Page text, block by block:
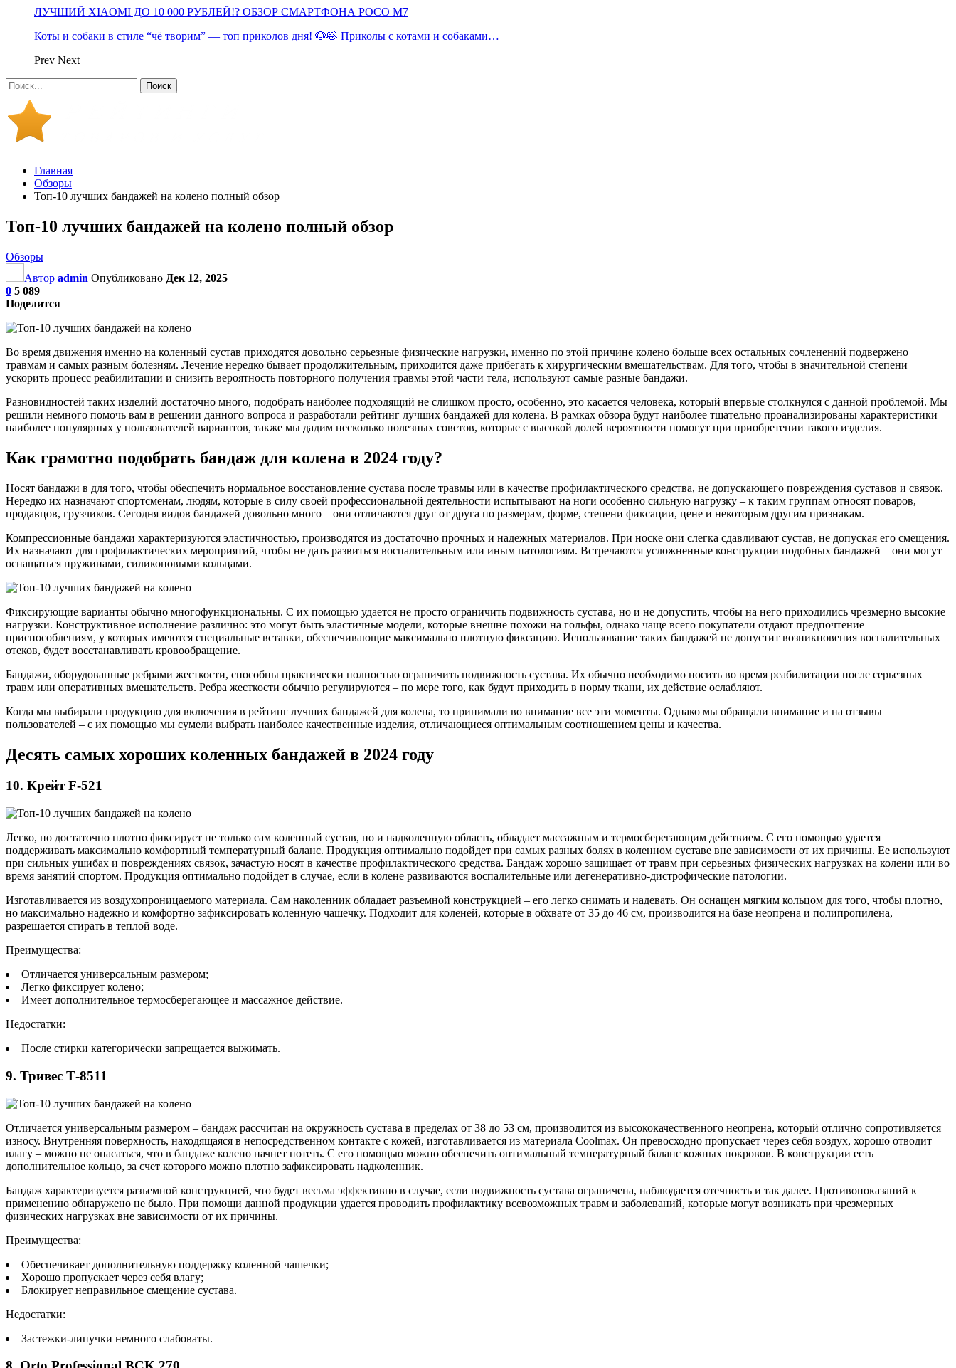
ЛУЧШИЙ XIAOMI ДО 10 000 РУБЛЕЙ!? ОБЗОР СМАРТФОНА POCO M7
Коты и собаки в стиле “чё творим” — топ приколов дня! 🐶😹 Приколы с котами и собаками…
Prev Next
Главная
Обзоры
Топ-10 лучших бандажей на колено полный обзор
Топ-10 лучших бандажей на колено полный обзор
Обзоры
Автор admin Опубликовано Дек 12, 2025
0 5 089
Поделится
Во время движения именно на коленный сустав приходятся довольно серьезные физические нагрузки, именно по этой причине колено больше всех остальных сочленений подвержено
травмам и самых разным болезням. Лечение нередко бывает продолжительным, приходится даже прибегать к хирургическим вмешательствам. Для того, чтобы в значительной степени
ускорить процесс реабилитации и снизить вероятность повторного получения травмы этой части тела, используют самые разные бандажи.
Разновидностей таких изделий достаточно много, подобрать наиболее подходящий не слишком просто, особенно, это касается человека, который впервые столкнулся с данной проблемой. Мы
решили немного помочь вам в решении данного вопроса и разработали рейтинг лучших бандажей для колена. В рамках обзора будут наиболее тщательно проанализированы характеристики
наиболее популярных у пользователей вариантов, также мы дадим несколько полезных советов, которые с высокой долей вероятности помогут при приобретении такого изделия.
Как грамотно подобрать бандаж для колена в 2024 году?
Носят бандажи в для того, чтобы обеспечить нормальное восстановление сустава после травмы или в качестве профилактического средства, не допускающего повреждения суставов и связок.
Нередко их назначают спортсменам, людям, которые в силу своей профессиональной деятельности испытывают на ноги особенно сильную нагрузку – к таким группам относят поваров,
продавцов, грузчиков. Сегодня видов бандажей довольно много – они отличаются друг от друга по размерам, форме, степени фиксации, цене и некоторым другим признакам.
Компрессионные бандажи характеризуются эластичностью, производятся из достаточно прочных и надежных материалов. При носке они слегка сдавливают сустав, не допуская его смещения.
Их назначают для профилактических мероприятий, чтобы не дать развиться воспалительным или иным патологиям. Встречаются усложненные конструкции подобных бандажей – они могут
оснащаться пружинами, силиконовыми кольцами.
Фиксирующие варианты обычно многофункциональны. С их помощью удается не просто ограничить подвижность сустава, но и не допустить, чтобы на него приходились чрезмерно высокие
нагрузки. Конструктивное исполнение различно: это могут быть эластичные модели, которые внешне похожи на гольфы, однако чаще всего покупатели отдают предпочтение
приспособлениям, у которых имеются специальные вставки, обеспечивающие максимально плотную фиксацию. Использование таких бандажей не допустит возникновения воспалительных
отеков, будет восстанавливать кровообращение.
Бандажи, оборудованные ребрами жесткости, способны практически полностью ограничить подвижность сустава. Их обычно необходимо носить во время реабилитации после серьезных
травм или оперативных вмешательств. Ребра жесткости обычно регулируются – по мере того, как будут приходить в норму ткани, их действие ослабляют.
Когда мы выбирали продукцию для включения в рейтинг лучших бандажей для колена, то принимали во внимание все эти моменты. Однако мы обращали внимание и на отзывы
пользователей – с их помощью мы сумели выбрать наиболее качественные изделия, отличающиеся оптимальным соотношением цены и качества.
Десять самых хороших коленных бандажей в 2024 году
10. Крейт F-521
Легко, но достаточно плотно фиксирует не только сам коленный сустав, но и надколенную область, обладает массажным и термосберегающим действием. С его помощью удается
поддерживать максимально комфортный температурный баланс. Продукция оптимально подойдет при самых разных болях в коленном суставе вне зависимости от их причины. Ее используют
при сильных ушибах и повреждениях связок, зачастую носят в качестве профилактического средства. Бандаж хорошо защищает от травм при серьезных физических нагрузках на колени или во
время занятий спортом. Продукция оптимально подойдет в случае, если в колене развиваются воспалительные или дегенеративно-дистрофические патологии.
Изготавливается из воздухопроницаемого материала. Сам наколенник обладает разъемной конструкцией – его легко снимать и надевать. Он оснащен мягким кольцом для того, чтобы плотно,
но максимально надежно и комфортно зафиксировать коленную чашечку. Подходит для коленей, которые в обхвате от 35 до 46 см, производится на базе неопрена и полипропилена,
разрешается стирать в теплой воде.
Преимущества:
Отличается универсальным размером;
Легко фиксирует колено;
Имеет дополнительное термосберегающее и массажное действие.
Недостатки:
После стирки категорически запрещается выжимать.
9. Тривес Т-8511
Отличается универсальным размером – бандаж рассчитан на окружность сустава в пределах от 38 до 53 см, производится из высококачественного неопрена, который отлично сопротивляется
износу. Внутренняя поверхность, находящаяся в непосредственном контакте с кожей, изготавливается из материала Coolmax. Он превосходно пропускает через себя воздух, хорошо отводит
влагу – можно не опасаться, что в бандаже колено начнет потеть. С его помощью можно обеспечить оптимальный температурный баланс кожных покровов. В конструкции есть
дополнительное кольцо, за счет которого можно плотно зафиксировать надколенник.
Бандаж характеризуется разъемной конструкцией, что будет весьма эффективно в случае, если подвижность сустава ограничена, наблюдается отечность и так далее. Противопоказаний к
применению обнаружено не было. При помощи данной продукции удается проводить профилактику всевозможных травм и заболеваний, которые могут возникать при чрезмерных
физических нагрузках вне зависимости от их причины.
Преимущества:
Обеспечивает дополнительную поддержку коленной чашечки;
Хорошо пропускает через себя влагу;
Блокирует неправильное смещение сустава.
Недостатки:
Застежки-липучки немного слабоваты.